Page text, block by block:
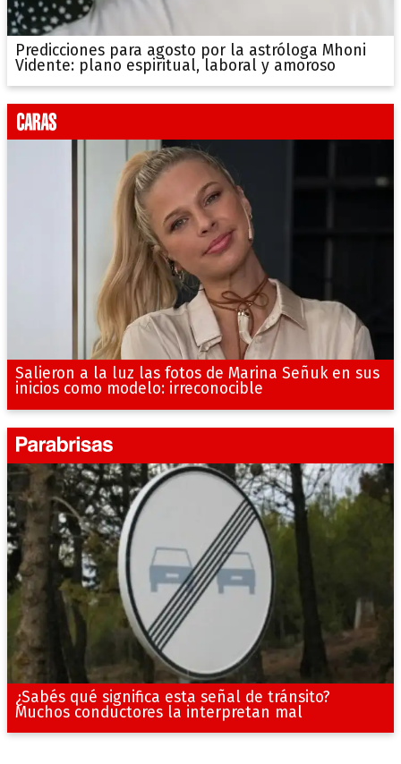
Predicciones para agosto por la astróloga Mhoni
Vidente: plano espiritual, laboral y amoroso
Salieron a la luz las fotos de Marina Señuk en sus
inicios como modelo: irreconocible
¿Sabés qué significa esta señal de tránsito?
Muchos conductores la interpretan mal